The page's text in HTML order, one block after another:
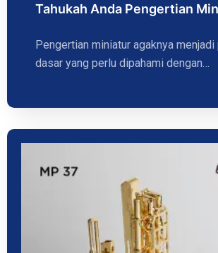
Tahukah Anda Pengertian
Pengertian miniatur agaknya menjadi
dasar yang perlu dipahami dengan…